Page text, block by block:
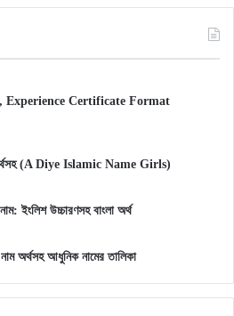
Experience Certificate Format
অর্থসহ (A Diye Islamic Name Girls)
ইংলিশ উচ্চারণসহ বাংলা অর্থ
অর্থসহ আধুনিক নামের তালিকা